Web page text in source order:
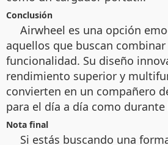
Conclusión
Airwheel es una opción
aquellos que buscan
funcionalidad. Su diseño
rendimiento superior y
convierten en un compañero
para el día a día como durante
Nota final
Si estás buscando una